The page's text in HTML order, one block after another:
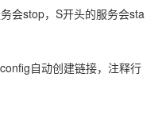
会stop，S开头的服务会sta
自动创建链接，注释行